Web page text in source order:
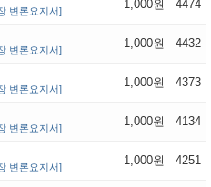
변론요지서] 1,000원 4474
변론요지서] 1,000원 4432
변론요지서] 1,000원 4373
변론요지서] 1,000원 4134
변론요지서] 1,000원 4251